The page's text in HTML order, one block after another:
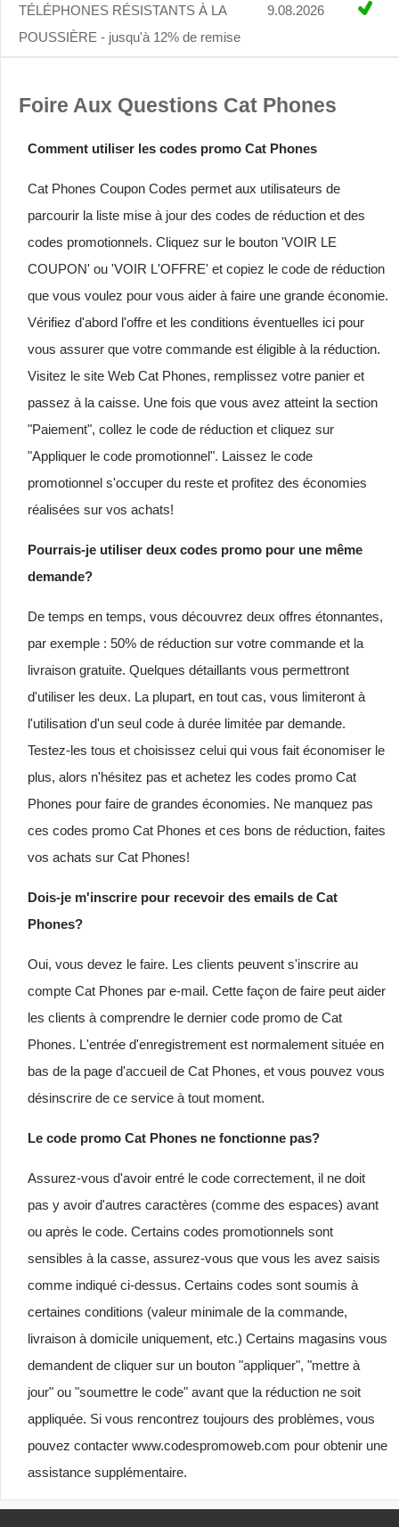
TÉLÉPHONES RÉSISTANTS À LA
POUSSIÈRE - jusqu'à 12% de remise
9.08.2026
Foire Aux Questions Cat Phones
Comment utiliser les codes promo Cat Phones
Cat Phones Coupon Codes permet aux utilisateurs de
parcourir la liste mise à jour des codes de réduction et des
codes promotionnels. Cliquez sur le bouton 'VOIR LE
COUPON' ou 'VOIR L'OFFRE' et copiez le code de réduction
que vous voulez pour vous aider à faire une grande économie.
Vérifiez d'abord l'offre et les conditions éventuelles ici pour
vous assurer que votre commande est éligible à la réduction.
Visitez le site Web Cat Phones, remplissez votre panier et
passez à la caisse. Une fois que vous avez atteint la section
"Paiement", collez le code de réduction et cliquez sur
"Appliquer le code promotionnel". Laissez le code
promotionnel s'occuper du reste et profitez des économies
réalisées sur vos achats!
Pourrais-je utiliser deux codes promo pour une même
demande?
De temps en temps, vous découvrez deux offres étonnantes,
par exemple : 50% de réduction sur votre commande et la
livraison gratuite. Quelques détaillants vous permettront
d'utiliser les deux. La plupart, en tout cas, vous limiteront à
l'utilisation d'un seul code à durée limitée par demande.
Testez-les tous et choisissez celui qui vous fait économiser le
plus, alors n'hésitez pas et achetez les codes promo Cat
Phones pour faire de grandes économies. Ne manquez pas
ces codes promo Cat Phones et ces bons de réduction, faites
vos achats sur Cat Phones!
Dois-je m'inscrire pour recevoir des emails de Cat
Phones?
Oui, vous devez le faire. Les clients peuvent s'inscrire au
compte Cat Phones par e-mail. Cette façon de faire peut aider
les clients à comprendre le dernier code promo de Cat
Phones. L'entrée d'enregistrement est normalement située en
bas de la page d'accueil de Cat Phones, et vous pouvez vous
désinscrire de ce service à tout moment.
Le code promo Cat Phones ne fonctionne pas?
Assurez-vous d'avoir entré le code correctement, il ne doit
pas y avoir d'autres caractères (comme des espaces) avant
ou après le code. Certains codes promotionnels sont
sensibles à la casse, assurez-vous que vous les avez saisis
comme indiqué ci-dessus. Certains codes sont soumis à
certaines conditions (valeur minimale de la commande,
livraison à domicile uniquement, etc.) Certains magasins vous
demandent de cliquer sur un bouton "appliquer", "mettre à
jour" ou "soumettre le code" avant que la réduction ne soit
appliquée. Si vous rencontrez toujours des problèmes, vous
pouvez contacter www.codespromoweb.com pour obtenir une
assistance supplémentaire.